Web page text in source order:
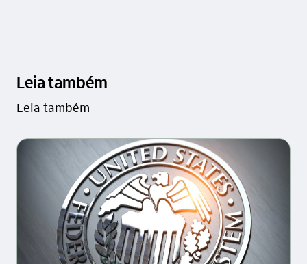
Leia também
Leia também